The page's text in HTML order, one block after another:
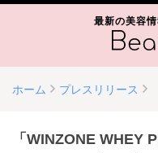
最新の美容
ホーム プレスリリース
「WINZONE WHEY